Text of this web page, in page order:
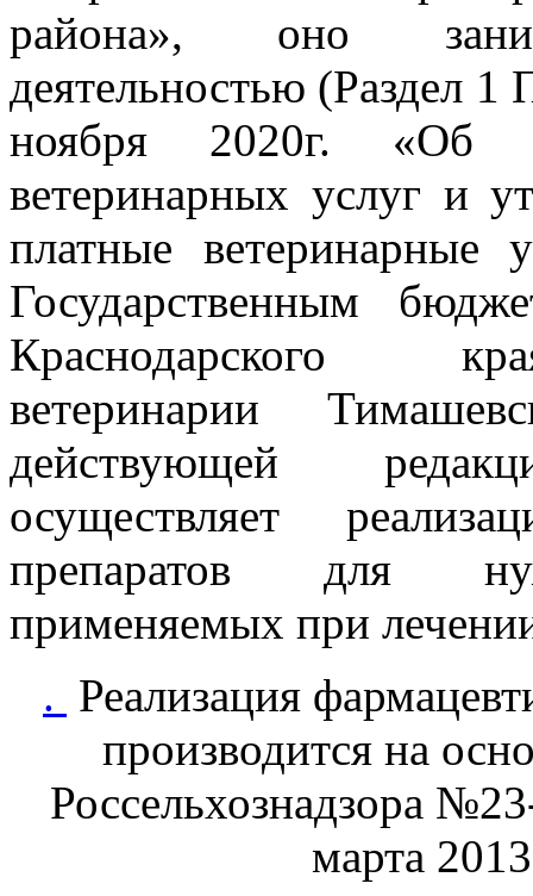
района», оно
деятельностью (Раздел
ноября 2020г. «Об
ветеринарных услуг и
платные ветеринарные
Государственным
Краснодарского
ветеринарии
действующей
осуществляет
препаратов для
применяемых при
. Реализация
производится на
Россельхознадзора
марта